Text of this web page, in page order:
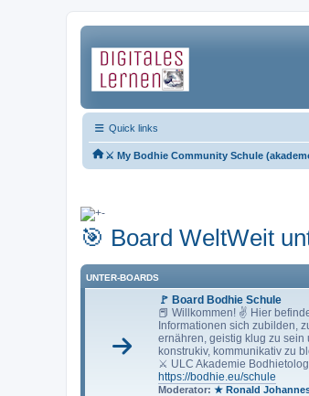
Quick links
⚔ My Bodhie Community Schule
🎯 Board WeltWeit
UNTER-BOARDS
🚩 Board Bodhie Schule
📕 Willkommen! ✌ Hier
Informationen sich zubilden,
ernähren, geistig klug zu
konstrukiv, kommunikativ zu
⚔ ULC Akademie
https://bodhie.eu/schule
Moderator: ★ Ronald